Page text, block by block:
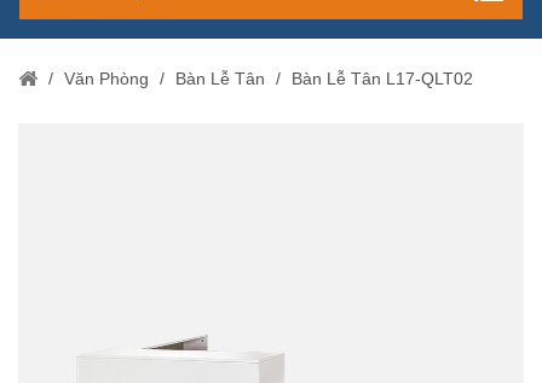
/ Văn Phòng / Bàn Lễ Tân / Bàn Lễ Tân L17-QLT02